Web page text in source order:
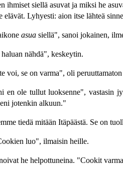
ihmiset siellä asuvat ja miksi he
elävät. Lyhyesti: aion itse lähteä
asuasiellä", sanoi jokainen,
nähdä", keskeytin.
voi, se on varma", oli peruuttamaton
en ole tullut luoksenne", vastasin
jotenkin alkuun."
tiedä mitään Itäpäästä. Se on
luo", ilmaisin heille.
he helpottuneina. "Cookit